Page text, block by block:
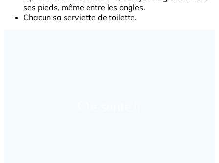
ses pieds, même entre les ongles.
Chacun sa serviette de toilette.